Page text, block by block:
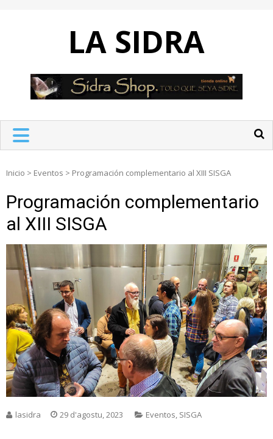
LA SIDRA
Inicio > Eventos > Programación complementario al XIII SISGA
Programación complementario
al XIII SISGA
lasidra 29 d'agostu, 2023 Eventos, SISGA